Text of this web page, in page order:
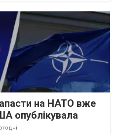
на НАТО вже
опублікувала